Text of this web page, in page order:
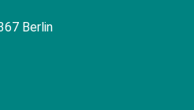
Berlin